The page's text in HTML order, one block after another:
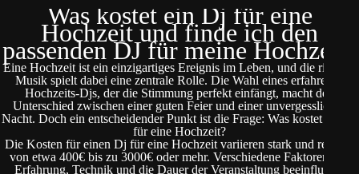
Was kostet ein Dj für eine
Hochzeit und finde ich den
passenden DJ für meine Hochzeit?
Eine Hochzeit ist ein einzigartiges Ereignis im Leben, und die richtige
Musik spielt dabei eine zentrale Rolle. Die Wahl eines erfahrenen
Hochzeits-Djs, der die Stimmung perfekt einfängt, macht den
Unterschied zwischen einer guten Feier und einer unvergesslichen
Nacht. Doch ein entscheidender Punkt ist die Frage: Was kostet ein DJ
für eine Hochzeit?
Die Kosten für einen Dj für eine Hochzeit variieren stark und reichen
von etwa 400€ bis zu 3000€ oder mehr. Verschiedene Faktoren wie
Erfahrung, Technik und die Dauer der Veranstaltung beeinflussen